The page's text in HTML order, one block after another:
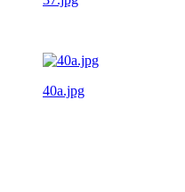
40a.jpg